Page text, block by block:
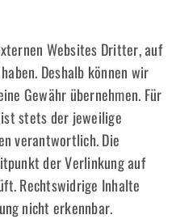
Websites Dritter, auf
Deshalb können wir
Gewähr übernehmen. Für
stets der jeweilige
verantwortlich. Die
der Verlinkung auf
Rechtswidrige Inhalte
nicht erkennbar.